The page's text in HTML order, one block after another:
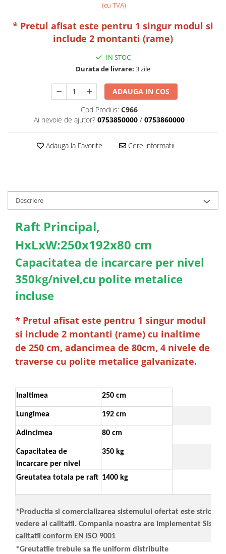
(cu TVA)
* Pretul afisat este pentru 1 singur modul si
include 2 montanti (rame)
IN STOC
Durata de livrare: 3 zile
ADAUGA IN COS
Cod Produs: C966
Ai nevoie de ajutor? 0753850000 / 0753860000
Adauga la Favorite Cere informatii
Descriere
Raft Principal,
HxLxW:250x192x80 cm
Capacitatea de incarcare per nivel
350kg/nivel,cu polite metalice
incluse
* Pretul afisat este pentru 1 singur modul
si include 2 montanti (rame) cu inaltime
de 250 cm, adancimea de 80cm, 4 nivele de
traverse cu polite metalice galvanizate.
Inaltimea 250 cm
Lungimea 192 cm
Adincimea 80 cm
Capacitatea de
incarcare per nivel
350 kg
Greutatea totala pe raft 1400 kg
*Productia si comercializarea sistemului ofertat este strict
vedere al calitatii. Compania noastra are implementat
calitatii conform EN ISO 9001
*Greutatile trebuie sa fie uniform distribuite